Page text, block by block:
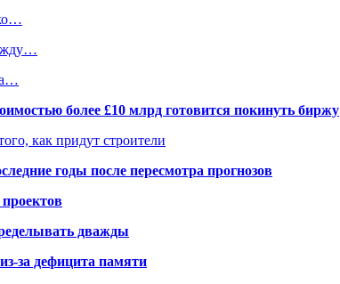
более £10 млрд готовится покинуть биржу
как придут строители
годы после пересмотра прогнозов
дважды
за дефицита памяти